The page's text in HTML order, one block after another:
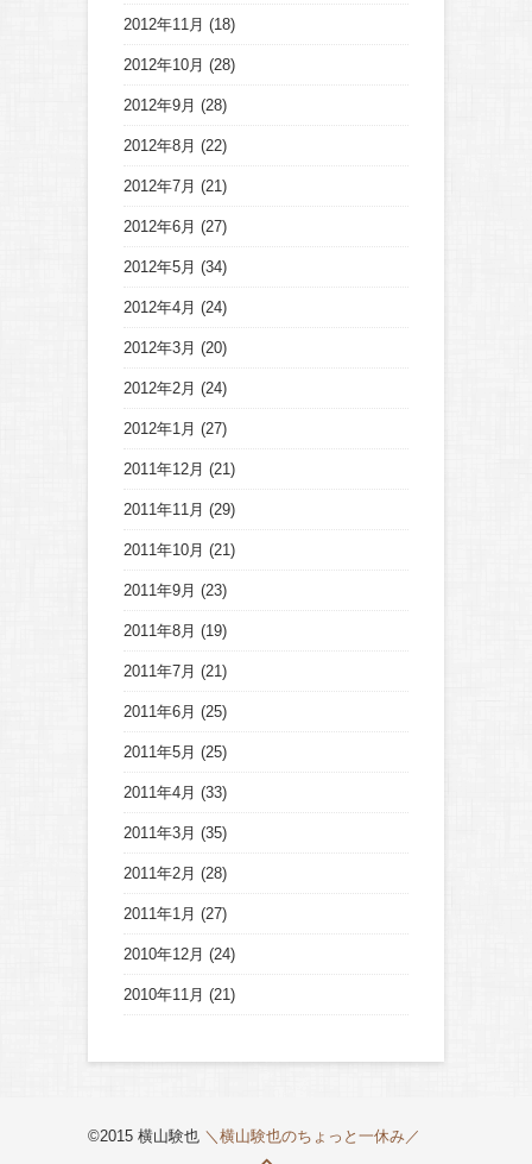
2012年11月 (18)
2012年10月 (28)
2012年9月 (28)
2012年8月 (22)
2012年7月 (21)
2012年6月 (27)
2012年5月 (34)
2012年4月 (24)
2012年3月 (20)
2012年2月 (24)
2012年1月 (27)
2011年12月 (21)
2011年11月 (29)
2011年10月 (21)
2011年9月 (23)
2011年8月 (19)
2011年7月 (21)
2011年6月 (25)
2011年5月 (25)
2011年4月 (33)
2011年3月 (35)
2011年2月 (28)
2011年1月 (27)
2010年12月 (24)
2010年11月 (21)
©2015 横山験也 ＼横山験也のちょっと一休み／